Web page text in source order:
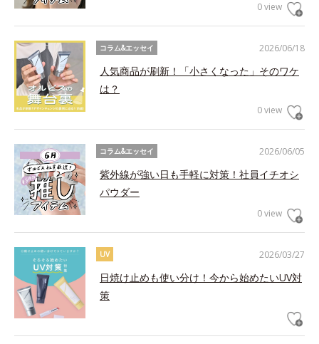
0 view
2026/06/18
コラム&エッセイ
人気商品が刷新！「小さくなった」そのワケ
は？
0 view
2026/06/05
コラム&エッセイ
紫外線が強い日も手軽に対策！社員イチオシ
パウダー
0 view
2026/03/27
UV
日焼け止めも使い分け！今から始めたいUV対
策